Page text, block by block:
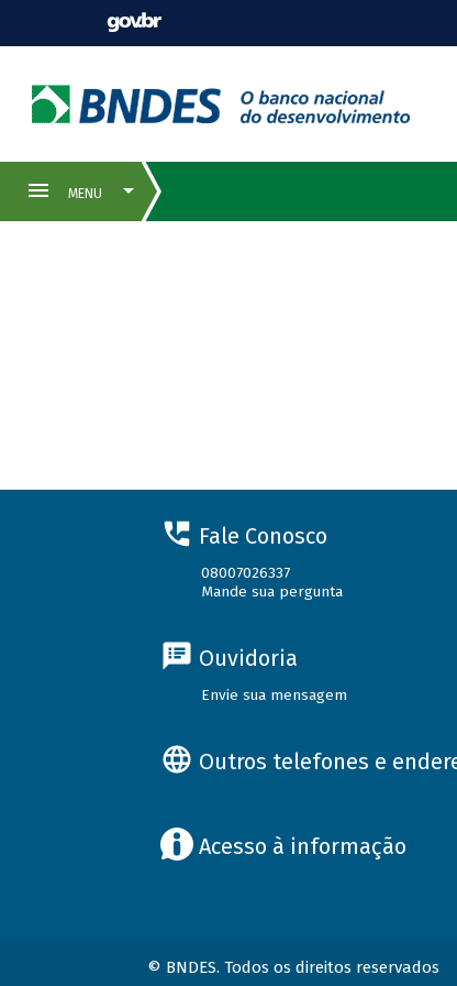
Fale Conosco
08007026337
Mande sua pergunta
Ouvidoria
Envie sua mensagem
Outros telefones e
Acesso à informação
© BNDES. Todos os direitos reservados